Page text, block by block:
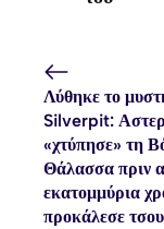
Λύθηκε το
Silverpit:
«χτύπησε» τη
Θάλασσα πριν
εκατομμύρια
προκάλεσε